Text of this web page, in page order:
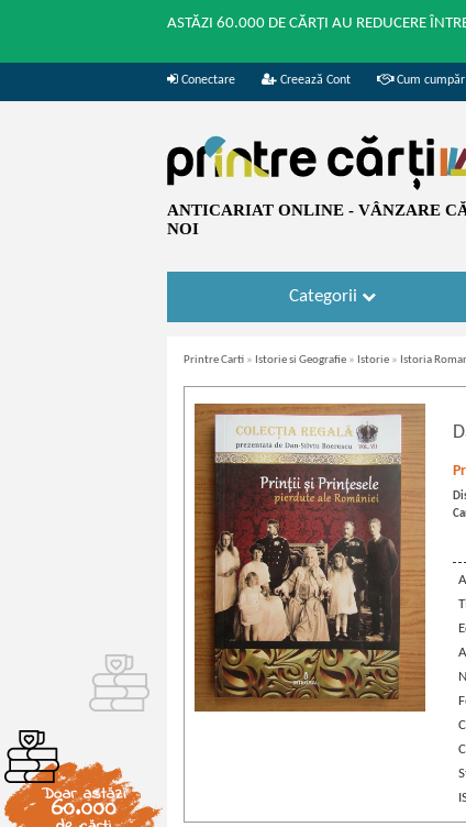
ASTĂZI 60.000 DE CĂRȚI AU REDUCERE
Conectare Creează Cont Cum cumpăr
ANTICARIAT ONLINE - VÂNZARE
NOI
Categorii
Printre Carti » Istorie si Geografie » Istorie » Istoria